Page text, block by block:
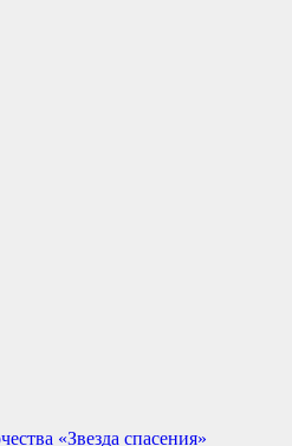
«Звезда спасения»